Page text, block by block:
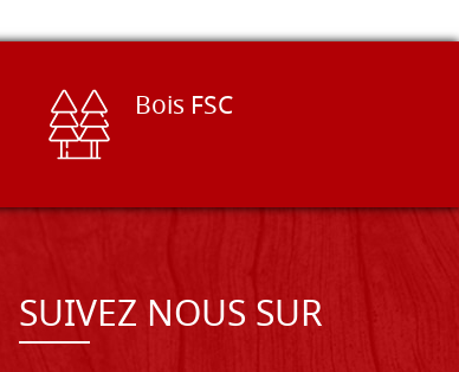
Bois FSC
SUIVEZ NOUS SUR